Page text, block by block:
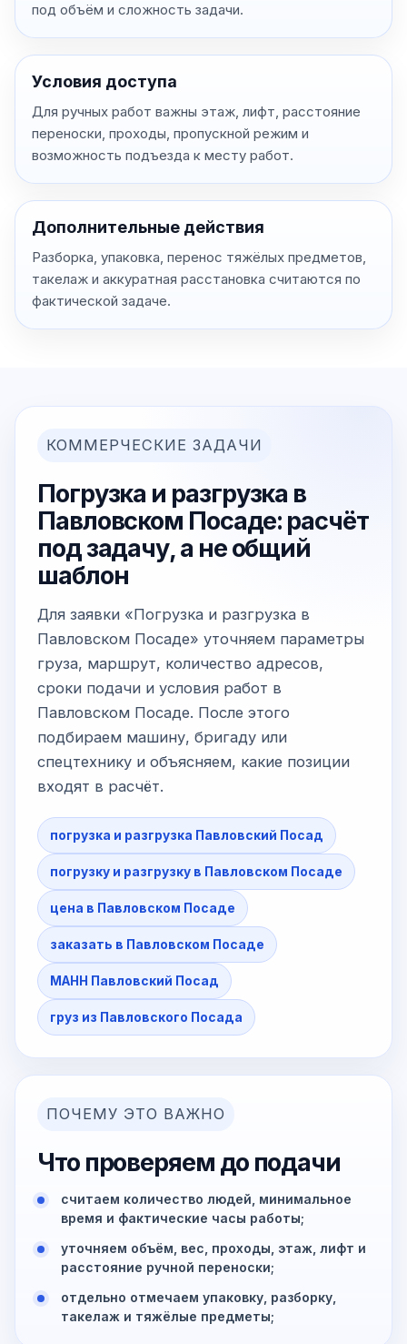
под объём и сложность задачи.
Условия доступа
Для ручных работ важны этаж, лифт, расстояние
переноски, проходы, пропускной режим и
возможность подъезда к месту работ.
Дополнительные действия
Разборка, упаковка, перенос тяжёлых предметов,
такелаж и аккуратная расстановка считаются по
фактической задаче.
КОММЕРЧЕСКИЕ ЗАДАЧИ
Погрузка и разгрузка в
Павловском Посаде: расчёт
под задачу, а не общий
шаблон
Для заявки «Погрузка и разгрузка в
Павловском Посаде» уточняем параметры
груза, маршрут, количество адресов,
сроки подачи и условия работ в
Павловском Посаде. После этого
подбираем машину, бригаду или
спецтехнику и объясняем, какие позиции
входят в расчёт.
погрузка и разгрузка Павловский Посад
погрузку и разгрузку в Павловском Посаде
цена в Павловском Посаде
заказать в Павловском Посаде
МАНН Павловский Посад
груз из Павловского Посада
ПОЧЕМУ ЭТО ВАЖНО
Что проверяем до подачи
считаем количество людей, минимальное
время и фактические часы работы;
уточняем объём, вес, проходы, этаж, лифт и
расстояние ручной переноски;
отдельно отмечаем упаковку, разборку,
такелаж и тяжёлые предметы;